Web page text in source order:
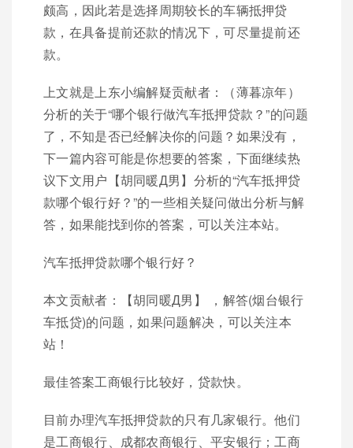
颇高，因此若是选择周期较长的车辆抵押贷
款，在具备提前还款的情况下，可尽量提前还
款。
上文就是上东小编解疑贡献者：（薄暮凉年）
分析的关于“哪个银行做汽车抵押贷款？”的问题
了，不知是否已经解决你的问题？如果没有，
下一篇内容可能是你想要的答案，下面继续热
议下文用户【胡同暖Д男】分析的“汽车抵押贷
款哪个银行好？”的一些相关疑问做出分析与解
答，如果能找到你的答案，可以关注本站。
汽车抵押贷款哪个银行好？
本文贡献者：【胡同暖Д男】 ，解答(烟台银行
车抵贷)的问题，如果问题解决，可以关注本
站！
最佳答案工商银行比较好，贷款快。
目前办理汽车抵押贷款的只有几家银行。他们
是工商银行、成都农商银行、平安银行；工商